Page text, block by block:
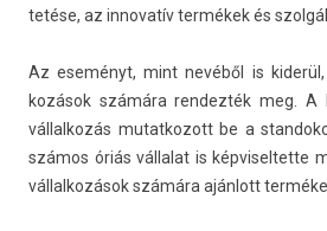
tetése, az in­novatív termékek és
Az eseményt, mint nevéből is
kozások számára re­ndez­ték meg. A
vállal­kozás mutat­kozott be a
számos óriás vál­lalat is kép­visel­tette
vállal­kozások számára ajánlott